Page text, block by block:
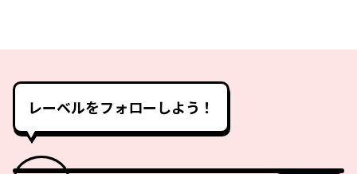
レーベルをフォローしよう！